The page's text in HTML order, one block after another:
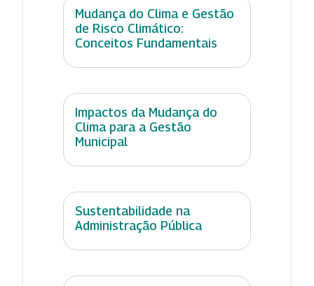
Mudança do Clima e Gestão
de Risco Climático:
Conceitos Fundamentais
Impactos da Mudança do
Clima para a Gestão
Municipal
Sustentabilidade na
Administração Pública